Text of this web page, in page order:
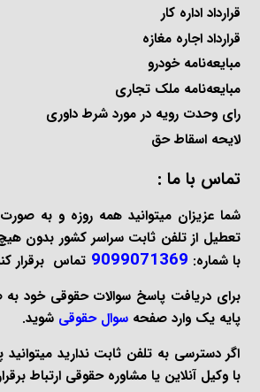
قرارداد اداره کار
قرارداد اجاره مغازه
مبایعه‌نامه خودرو
مبایعه‌نامه ملک تجاری
رای وحدت رویه در مورد شرط داوری
لایحه اسقاط حق
تماس با ما :
تعطیل از تلفن ثابت سراسر کشور بدون
با شماره: 9099071369 تماس برقرار
برای دریافت پاسخ سوالات حقوقی خود
پایه یک وارد صفحهسوال حقوقی شوید.
اگر دسترسی به تلفن ثابت ندارید
باوکیل آنلاین یامشاوره حقوقی ارتباط